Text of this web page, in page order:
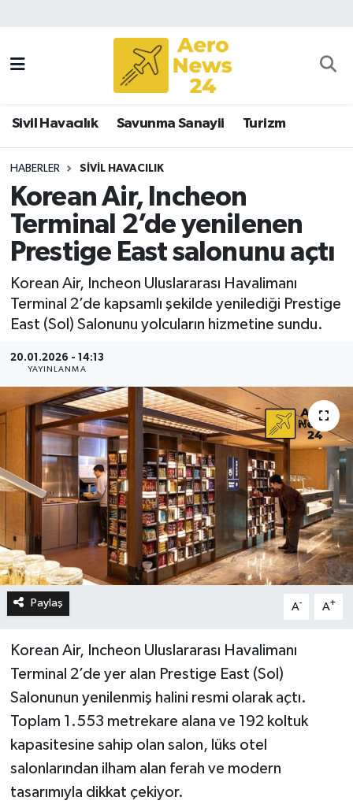
Sivil Havacılık Savunma Sanayii Turizm
HABERLER SIVIL HAVACILIK
Korean Air, Incheon
Terminal 2’de yenilenen
Prestige East salonunu açtı
Korean Air, Incheon Uluslararası Havalimanı
Terminal 2’de kapsamlı şekilde yenilediği Prestige
East (Sol) Salonunu yolcuların hizmetine sundu.
20.01.2026 - 14:13
YAYINLANMA
Paylaş A- A+
Korean Air, Incheon Uluslararası Havalimanı
Terminal 2’de yer alan Prestige East (Sol)
Salonunun yenilenmiş halini resmi olarak açtı.
Toplam 1.553 metrekare alana ve 192 koltuk
kapasitesine sahip olan salon, lüks otel
salonlarından ilham alan ferah ve modern
tasarımıyla dikkat çekiyor.